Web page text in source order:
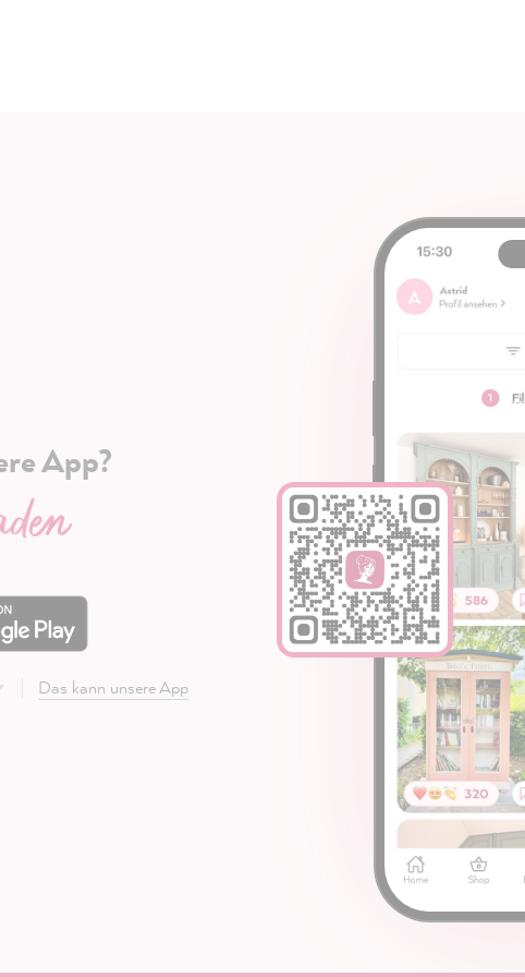
App?
Das kann unsere App